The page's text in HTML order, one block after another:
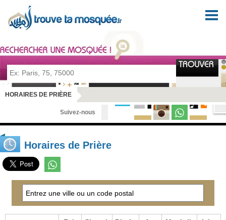
HORAIRES DE PRIÈRE
Suivez-nous
Horaires de Prière